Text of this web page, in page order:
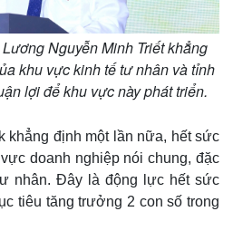
Nguyễn Minh Triết khẳng
khu vực kinh tế tư nhân và tỉnh
lợi để khu vực này phát triển.
khẳng định một lần nữa, hết sức
doanh nghiệp nói chung, đặc
nhân. Đây là động lực hết sức
tiêu tăng trưởng 2 con số trong